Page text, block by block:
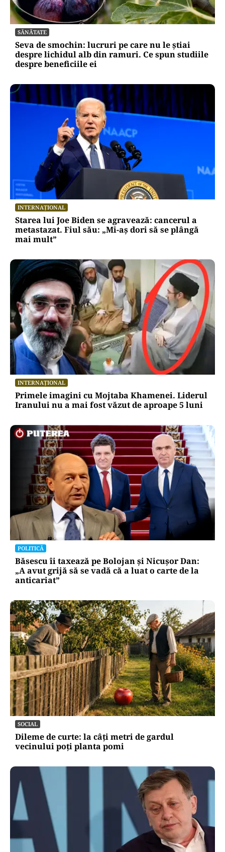
SĂNĂTATE
Seva de smochin: lucruri pe care nu le știai
despre lichidul alb din ramuri. Ce spun studiile
despre beneficiile ei
INTERNAȚIONAL
Starea lui Joe Biden se agravează: cancerul a
metastazat. Fiul său: „Mi-aș dori să se plângă
mai mult”
INTERNAȚIONAL
Primele imagini cu Mojtaba Khamenei. Liderul
Iranului nu a mai fost văzut de aproape 5 luni
POLITICĂ
Băsescu îi taxează pe Bolojan și Nicușor Dan:
„A avut grijă să se vadă că a luat o carte de la
anticariat”
SOCIAL
Dileme de curte: la câți metri de gardul
vecinului poți planta pomi